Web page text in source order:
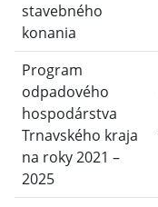
stavebného
konania
Program
odpadového
hospodárstva
Trnavského kraja
na roky 2021 –
2025